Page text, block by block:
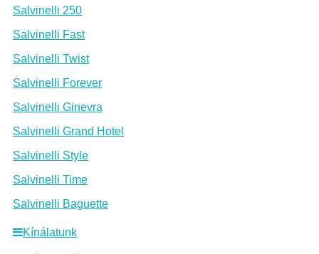
Salvinelli 250
Salvinelli Fast
Salvinelli Twist
Salvinelli Forever
Salvinelli Ginevra
Salvinelli Grand Hotel
Salvinelli Style
Salvinelli Time
Salvinelli Baguette
Kínálatunk